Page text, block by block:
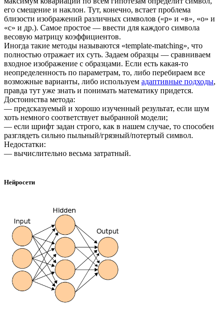
его смещение и наклон. Тут, конечно, встает проблема
близости изображений различных символов («р» и «в», «о» и
«с» и др.). Самое простое — ввести для каждого символа
весовую матрицу коэффициентов.
Иногда такие методы называются «template-matching», что
полностью отражает их суть. Задаем образцы — сравниваем
входное изображение с образцами. Если есть какая-то
неопределенность по параметрам, то, либо перебираем все
возможные варианты, либо используем адаптивные подходы,
правда тут уже знать и понимать математику придется.
Достоинства метода:
— предсказуемый и хорошо изученный результат, если шум
хоть немного соответствует выбранной модели;
— если шрифт задан строго, как в нашем случае, то способен
разглядеть сильно пыльный/грязный/потертый символ.
Недостатки:
— вычислительно весьма затратный.
Нейросети